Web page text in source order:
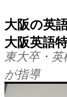
大阪の英
大阪英語
東大卒・
が指導